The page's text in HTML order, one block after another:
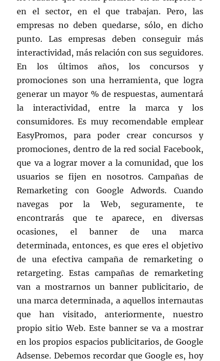
en el sector, en el que trabajan. Pero, las
empresas no deben quedarse, sólo, en dicho
punto. Las empresas deben conseguir más
interactividad, más relación con sus seguidores.
En los últimos años, los concursos y
promociones son una herramienta, que logra
generar un mayor % de respuestas, aumentará
la interactividad, entre la marca y los
consumidores. Es muy recomendable emplear
EasyPromos, para poder crear concursos y
promociones, dentro de la red social Facebook,
que va a lograr mover a la comunidad, que los
usuarios se fijen en nosotros. Campañas de
Remarketing con Google Adwords. Cuando
navegas por la Web, seguramente, te
encontrarás que te aparece, en diversas
ocasiones, el banner de una marca
determinada, entonces, es que eres el objetivo
de una efectiva campaña de remarketing o
retargeting. Estas campañas de remarketing
van a mostrarnos un banner publicitario, de
una marca determinada, a aquellos internautas
que han visitado, anteriormente, nuestro
propio sitio Web. Este banner se va a mostrar
en los propios espacios publicitarios, de Google
Adsense. Debemos recordar que Google es, hoy